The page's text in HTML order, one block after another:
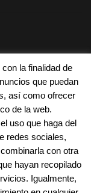
su
la financiación
la finalidad de
que puedan
así como ofrecer
de la web.
uso que haga del
redes sociales,
con otra
hayan recopilado
Igualmente,